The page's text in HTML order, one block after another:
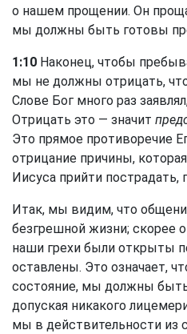
о нашем прощении. Он
мы должны быть готовы
1:10 Наконец, чтобы
мы не должны отрицать,
Слове Бог много раз
Отрицать это — значит
Это прямое противоречие
отрицание причины,
Иисуса прийти пострадать,
Итак, мы видим, что
безгрешной жизни; скорее
наши грехи были открыты
оставлены. Это означает,
состояние, мы должны
допуская никакого
мы в действительности из